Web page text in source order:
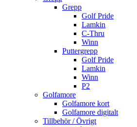
Grepp
Golf Pride
Lamkin
C-Thru
Winn
Puttergrepp
Golf Pride
Lamkin
Winn
P2
Golfamore
Golfamore kort
Golfamore digitalt
Tillbehör / Övrigt